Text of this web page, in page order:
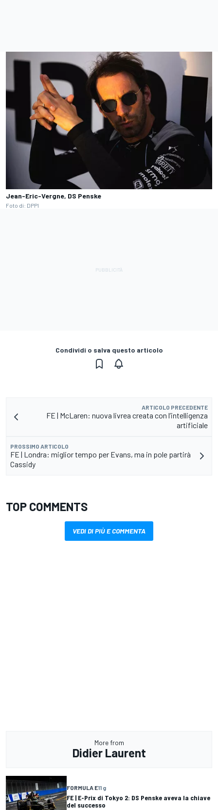
Jean-Eric-Vergne, DS Penske
Foto di: DPPI
Condividi o salva questo articolo
ARTICOLO PRECEDENTE
FE | McLaren: nuova livrea creata con l’intelligenza
artificiale
PROSSIMO ARTICOLO
FE | Londra: miglior tempo per Evans, ma in pole partirà
Cassidy
TOP COMMENTS
VEDI DI PIÙ E COMMENTA
More from
Didier Laurent
FORMULA E11 g
FE | E-Prix di Tokyo 2: DS Penske aveva la chiave
del successo